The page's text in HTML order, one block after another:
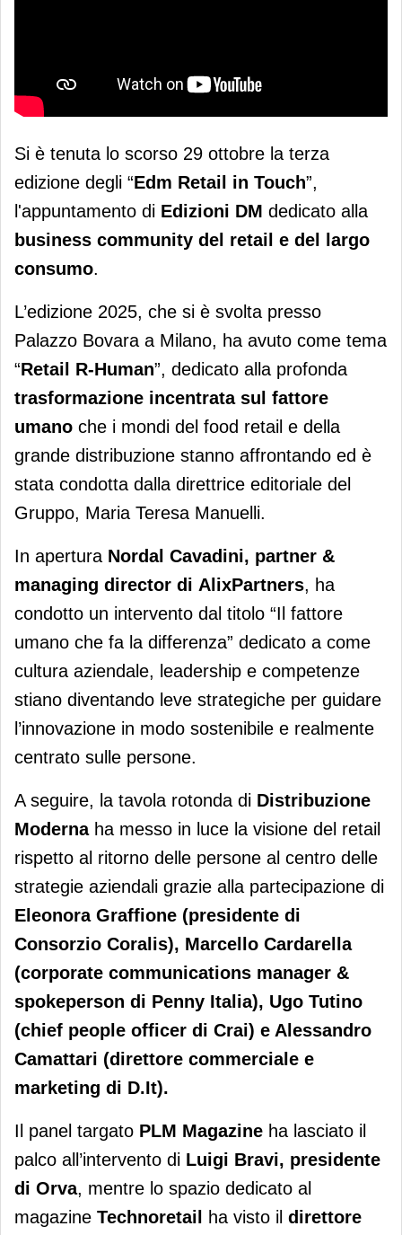
Si è tenuta lo scorso 29 ottobre la terza
edizione degli “Edm Retail in Touch”,
l'appuntamento di Edizioni DM dedicato alla
business community del retail e del largo
consumo.
L’edizione 2025, che si è svolta presso
Palazzo Bovara a Milano, ha avuto come tema
“Retail R-Human”, dedicato alla profonda
trasformazione incentrata sul fattore
umano che i mondi del food retail e della
grande distribuzione stanno affrontando ed è
stata condotta dalla direttrice editoriale del
Gruppo, Maria Teresa Manuelli.
In apertura Nordal Cavadini, partner &
managing director di AlixPartners, ha
condotto un intervento dal titolo “Il fattore
umano che fa la differenza” dedicato a come
cultura aziendale, leadership e competenze
stiano diventando leve strategiche per guidare
l’innovazione in modo sostenibile e realmente
centrato sulle persone.
A seguire, la tavola rotonda di Distribuzione
Modernaha messo in luce la visione del retail
rispetto al ritorno delle persone al centro delle
strategie aziendali grazie alla partecipazione di
Eleonora Graffione (presidente di
Consorzio Coralis), Marcello Cardarella
(corporate communications manager &
spokeperson di Penny Italia), Ugo Tutino
(chief people officer di Crai) e Alessandro
Camattari (direttore commerciale e
marketing di D.It).
Il panel targato PLM Magazine ha lasciato il
palco all’intervento di Luigi Bravi, presidente
di Orva, mentre lo spazio dedicato al
magazine Technoretail ha visto il direttore